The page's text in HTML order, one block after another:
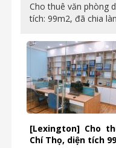
Cho thuê văn phòng
tích: 99m2, đã chia
[Lexington] Cho
Chí Thọ, diện tích